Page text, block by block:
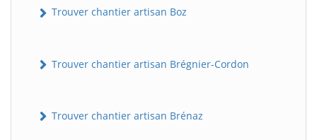
Trouver chantier artisan Boz
Trouver chantier artisan Brégnier-Cordon
Trouver chantier artisan Brénaz